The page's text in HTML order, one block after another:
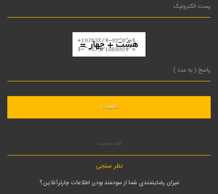
لغو عضویت
نظر سنجی
میزان رضایتمندی شما از سودمند بودن اطلاعات چارترآنلاین؟